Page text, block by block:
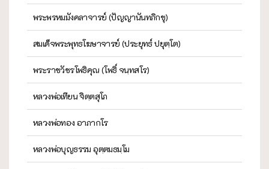
พระพรหมมังคลาจารย์ (ปัญญานันทภิกขุ)
สมเด็จพระพุทธโฆษาจารย์ (ประยุทธ์ ปยุตฺโต)
พระราชวัชรโพธิคุณ (โพธิ์ จนฺทสโร)
หลวงพ่อเทียน จิตฺตสุโภ
หลวงพ่อทอง อาภากโร
หลวงพ่อบุญธรรม อุตฺตมธมฺโม